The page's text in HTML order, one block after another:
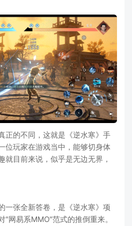
正的不同，这就是《逆水寒》手
位玩家在游戏当中，能够切身体
就目前来说，似乎是无边无界，
一张全新答卷，是《逆水寒》项
"网易系MMO"范式的推倒重来。